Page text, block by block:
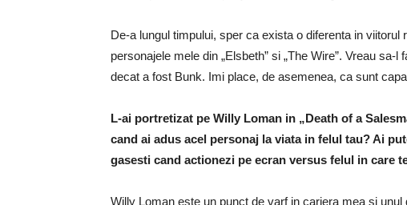
De-a lungul timpului, sper ca exista o diferenta in
personajele mele din „Elsbeth” si „The Wire”. Vreau
decat a fost Bunk. Imi place, de asemenea, ca sunt
L-ai portretizat pe Willy Loman in „Death of a
cand ai adus acel personaj la viata in felul tau? Ai
gasesti cand actionezi pe ecran versus felul in care
Willy Loman este un punct de varf in cariera mea si unul